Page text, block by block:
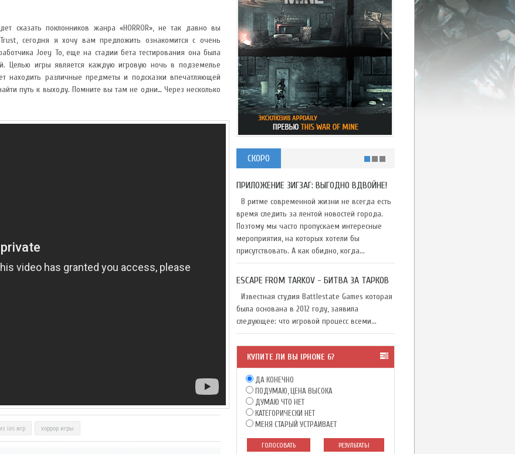
сказать поклонников жанра «HORROR», не так давно вы
сегодня я хочу вам предложить ознакомится с очень
Joey To, еще на стадии бета тестирования она была
Целью игры является каждую игровую ночь в подземелье
находить различные предметы и подсказки впечатляющей
путь к выходу. Помните вы там не одни… Через несколько
ios игр хоррор игры
СКОРО
ПРИЛОЖЕНИЕ ЗИГЗАГ: ВЫГОДНО ВДВОЙНЕ!
В ритме современной жизни не всегда есть
время следить за лентой новостей города.
Поэтому мы часто пропускаем интересные
мероприятия, на которых хотели бы
присутствовать. А как обидно, когда...
ESCAPE FROM TARKOV - БИТВА ЗА ТАРКОВ
Известная студия Battlestate Games которая
была основана в 2012 году, заявила
следующее: что игровой процесс всеми...
КУПИТЕ ЛИ ВЫ IPHONE 6?
ДА КОНЕЧНО
ПОДУМАЮ, ЦЕНА ВЫСОКА
ДУМАЮ ЧТО НЕТ
КАТЕГОРИЧЕСКИ НЕТ
МЕНЯ СТАРЫЙ УСТРАИВАЕТ
ГОЛОСОВАТЬ РЕЗУЛЬТАТЫ